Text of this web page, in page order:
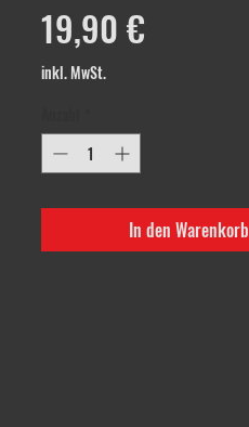
19,90 €Preis
inkl. MwSt.
In den Warenkorb